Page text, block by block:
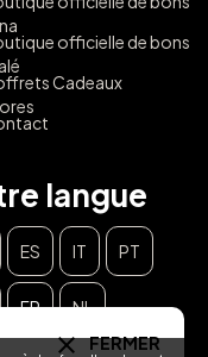
officielle de bons
Cadeaux
langue
ES IT PT
FR
NL
FERMER